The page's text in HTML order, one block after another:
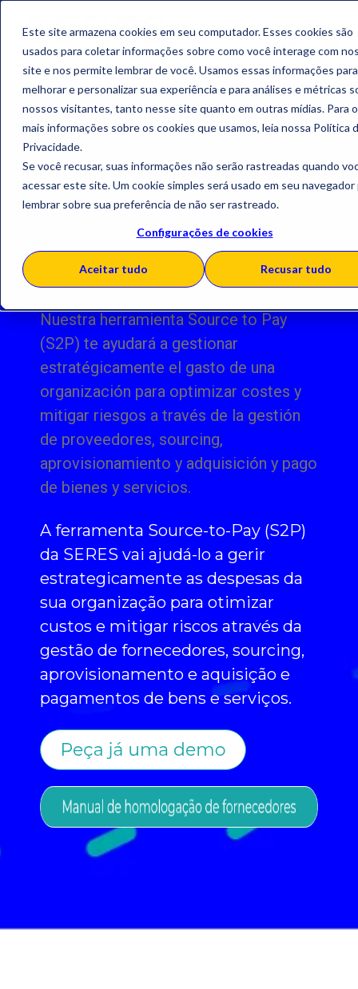
Este site armazena cookies em seu computador. Esses cookies são
usados para coletar informações sobre como você interage com
site e nos permite lembrar de você. Usamos essas informações para
melhorar e personalizar sua experiência e para análises e métricas
nossos visitantes, tanto nesse site quanto em outras mídias. Para
mais informações sobre os cookies que usamos, leia nossa Política
Privacidade.
Se você recusar, suas informações não serão rastreadas quando
acessar este site. Um cookie simples será usado em seu navegador
lembrar sobre sua preferência de não ser rastreado.
Configurações de cookies
Aceitar tudo Recusar tudo
Source to Pay, una
solución integral,
escalable y
modular
Nuestra herramienta Source to Pay
(S2P) te ayudará a gestionar
estratégicamente el gasto de una
organización para optimizar costes y
mitigar riesgos a través de la gestión
de proveedores, sourcing,
aprovisionamiento y adquisición y pago
de bienes y servicios.
A ferramenta Source-to-Pay (S2P)
da SERES vai ajudá-lo a gerir
estrategicamente as despesas da
sua organização para otimizar
custos e mitigar riscos através da
gestão de fornecedores, sourcing,
aprovisionamento e aquisição e
pagamentos de bens e serviços.